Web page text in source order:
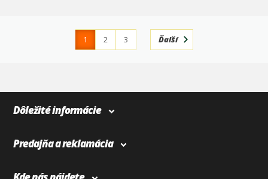
1 2
3
Ďalší
Dôležité informácie
Predajňa a reklamácia